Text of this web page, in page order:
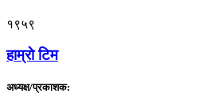
१९५९
हाम्राे टिम
अध्यक्ष/प्रकाशक: